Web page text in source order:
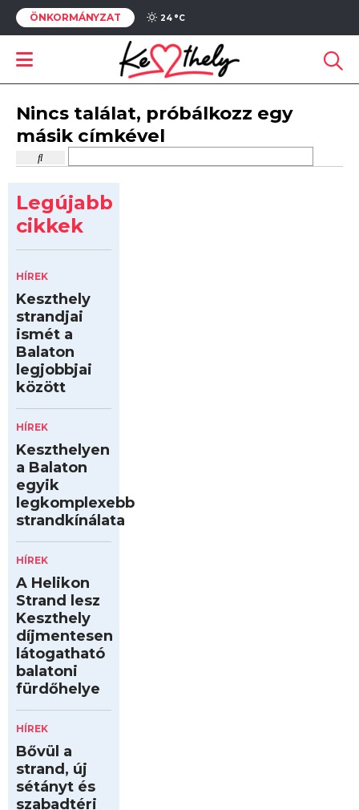
ÖNKORMÁNYZAT 24 °C
Nincs találat, próbálkozz egy
másik címkével
Legújabb
cikkek
HÍREK
Keszthely
strandjai
ismét a
Balaton
legjobbjai
között
HÍREK
Keszthelyen
a Balaton
egyik
legkomplexebb
strandkínálata
HÍREK
A Helikon
Strand lesz
Keszthely
díjmentesen
látogatható
balatoni
fürdőhelye
HÍREK
Bővül a
strand, új
sétányt és
szabadtéri